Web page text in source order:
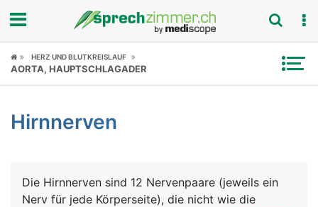
Fokus
Symptome
News
HERZ UND BLUTKREISLAUF
AORTA, HAUPTSCHLAGADER
Hirnnerven
Die Hirnnerven sind 12 Nervenpaare (jeweils ein
Nerv für jede Körperseite), die nicht wie die